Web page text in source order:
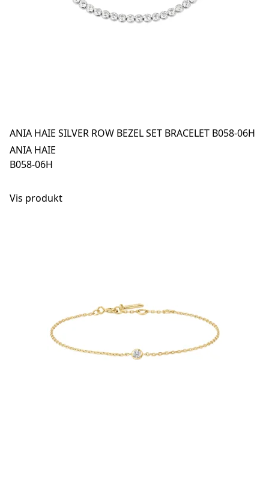
ANIA HAIE SILVER ROW BEZEL SET BRACELET B058-06H
ANIA HAIE
B058-06H
Vis produkt